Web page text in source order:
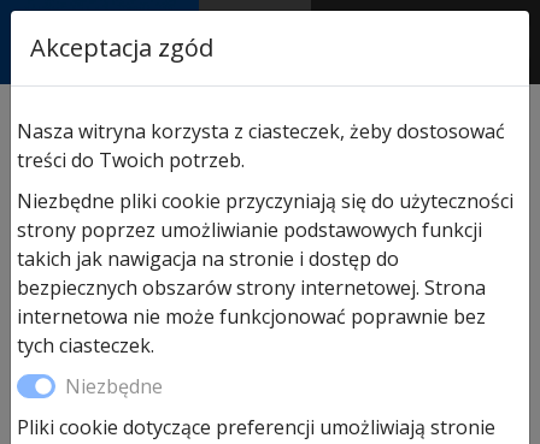
AUTORYZOWANY
PARTNER & SERWIS
przemysłowych/ Zamek drzwi przejściowych do bram
SPU40
Akceptacja zgód
Nasza witryna korzysta z ciasteczek, żeby dostosować
treści do Twoich potrzeb.
Niezbędne pliki cookie przyczyniają się do użyteczności
strony poprzez umożliwianie podstawowych funkcji
takich jak nawigacja na stronie i dostęp do
bezpiecznych obszarów strony internetowej. Strona
internetowa nie może funkcjonować poprawnie bez
tych ciasteczek.
Niezbędne
Pliki cookie dotyczące preferencji umożliwiają stronie